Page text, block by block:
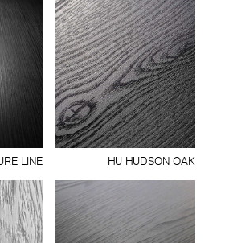
HU HUDSON OAK
LINE